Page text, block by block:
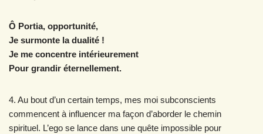
Ô Portia, opportunité,
Je surmonte la dualité !
Je me concentre intérieurement
Pour grandir éternellement.
4. Au bout d’un certain temps, mes moi subconscients
commencent à influencer ma façon d’aborder le chemin
spirituel. L’ego se lance dans une quête impossible pour